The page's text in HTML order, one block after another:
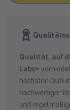
Qualität, auf
Labs+
höchsten
hochwertiger
und